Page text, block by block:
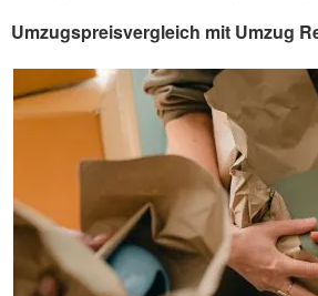
Umzugspreisvergleich mit Umzug